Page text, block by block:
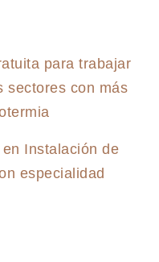
para trabajar
sectores con más
Instalación de
especialidad